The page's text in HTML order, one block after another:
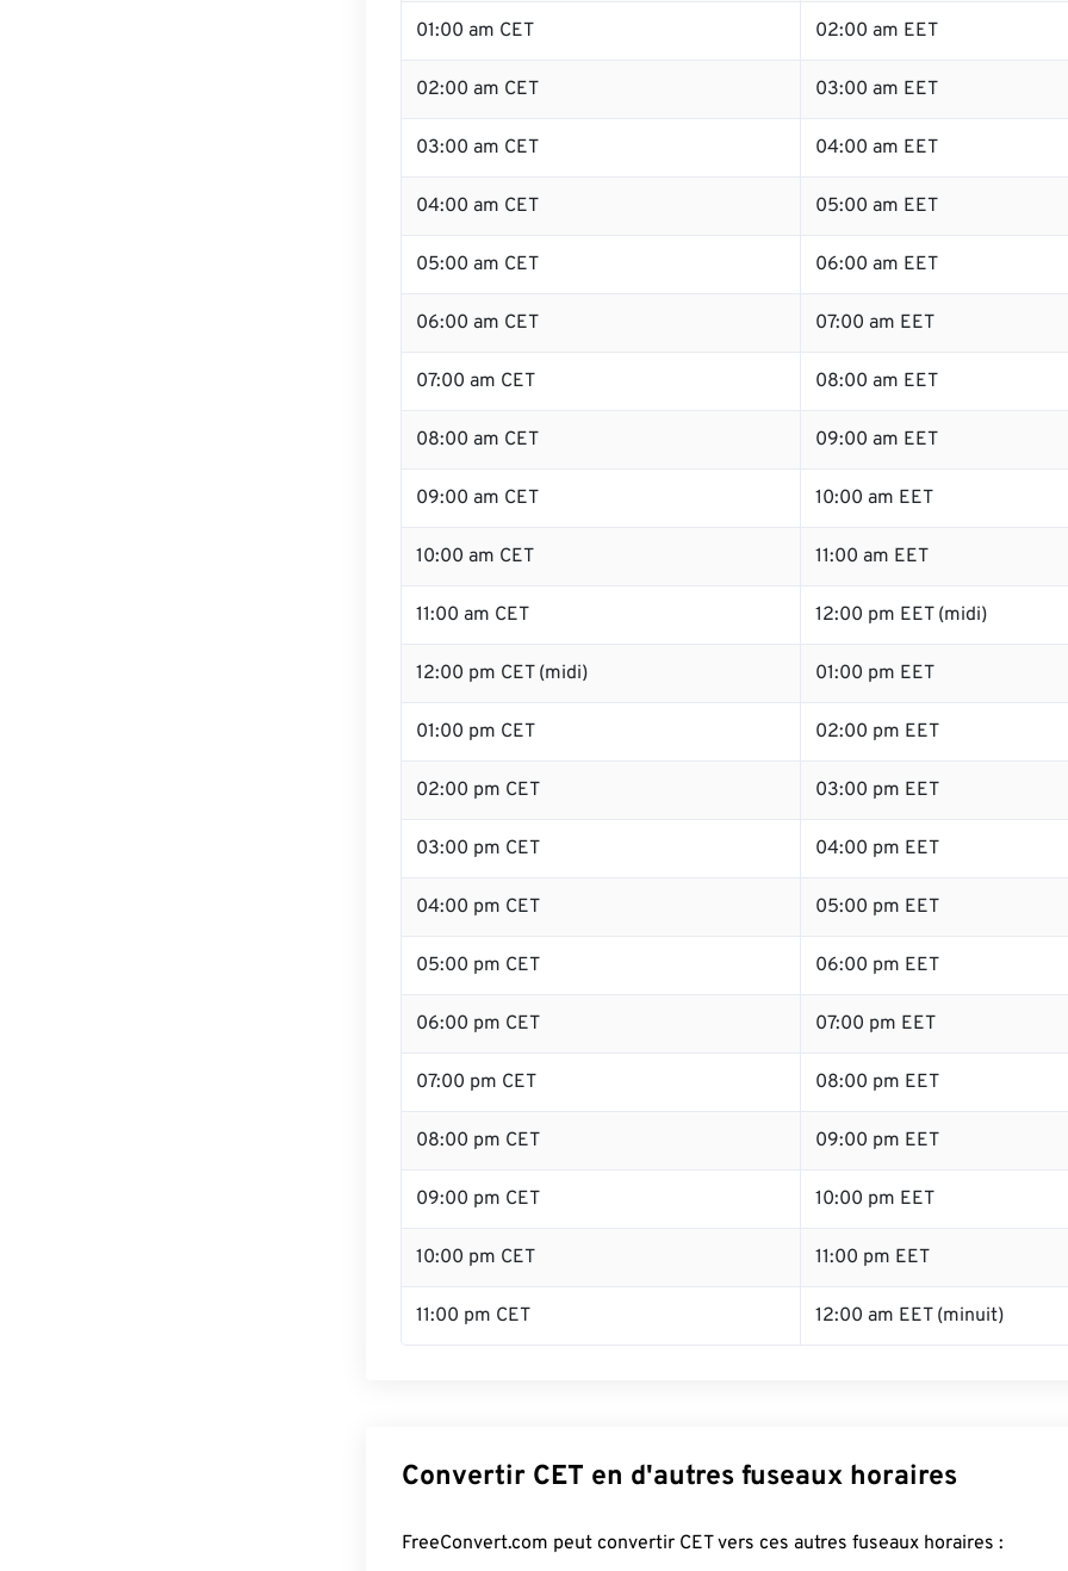
01:00 am CET 02:00 am EET
02:00 am CET 03:00 am EET
03:00 am CET 04:00 am EET
04:00 am CET 05:00 am EET
05:00 am CET 06:00 am EET
06:00 am CET 07:00 am EET
07:00 am CET 08:00 am EET
08:00 am CET 09:00 am EET
09:00 am CET 10:00 am EET
10:00 am CET 11:00 am EET
11:00 am CET 12:00 pm EET (midi)
12:00 pm CET (midi) 01:00 pm EET
01:00 pm CET 02:00 pm EET
02:00 pm CET 03:00 pm EET
03:00 pm CET 04:00 pm EET
04:00 pm CET 05:00 pm EET
05:00 pm CET 06:00 pm EET
06:00 pm CET 07:00 pm EET
07:00 pm CET 08:00 pm EET
08:00 pm CET 09:00 pm EET
09:00 pm CET 10:00 pm EET
10:00 pm CET 11:00 pm EET
11:00 pm CET 12:00 am EET (minuit)
Convertir CET en d'autres fuseaux horaires
FreeConvert.com peut convertir CET vers ces autres fuseaux horaires :